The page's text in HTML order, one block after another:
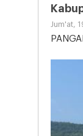
Jum'at,